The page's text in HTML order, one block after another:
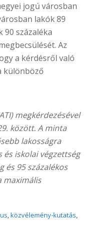
jogú városban
lakók 89
90 százaléka
Az
a kérdésről való
különböző
megkérdezésével
között. A minta
lakosságra
iskolai végzettség
és 95 százalékos
maximális
,közvélemény-kutatás,